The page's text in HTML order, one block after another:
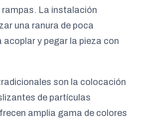
rampas. La instalación
una ranura de poca
acoplar y pegar la pieza con
son la colocación
de partículas
amplia gama de colores